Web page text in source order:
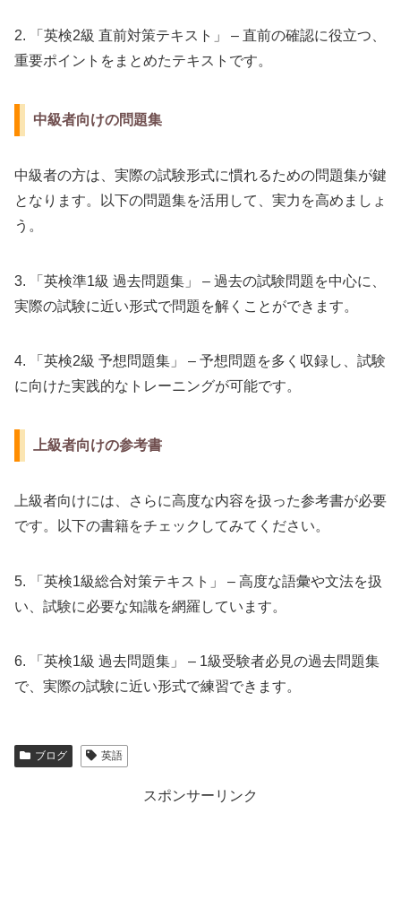
2. 「英検2級 直前対策テキスト」 – 直前の確認に役立つ、
重要ポイントをまとめたテキストです。
中級者向けの問題集
中級者の方は、実際の試験形式に慣れるための問題集が鍵
となります。以下の問題集を活用して、実力を高めましょ
う。
3. 「英検準1級 過去問題集」 – 過去の試験問題を中心に、
実際の試験に近い形式で問題を解くことができます。
4. 「英検2級 予想問題集」 – 予想問題を多く収録し、試験
に向けた実践的なトレーニングが可能です。
上級者向けの参考書
上級者向けには、さらに高度な内容を扱った参考書が必要
です。以下の書籍をチェックしてみてください。
5. 「英検1級総合対策テキスト」 – 高度な語彙や文法を扱
い、試験に必要な知識を網羅しています。
6. 「英検1級 過去問題集」 – 1級受験者必見の過去問題集
で、実際の試験に近い形式で練習できます。
ブログ 英語
スポンサーリンク